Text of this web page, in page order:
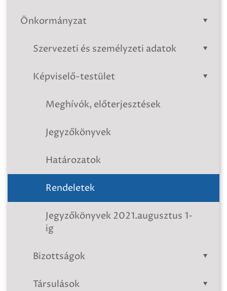
Önkormányzat
Szervezeti és személyzeti adatok
Képviselő-testület
Meghívók, előterjesztések
Jegyzőkönyvek
Határozatok
Rendeletek
Jegyzőkönyvek 2021.augusztus 1-
ig
Bizottságok
Társulások